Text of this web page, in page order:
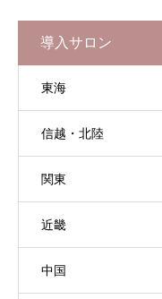
導入サロン
東海
信越・北陸
関東
近畿
中国